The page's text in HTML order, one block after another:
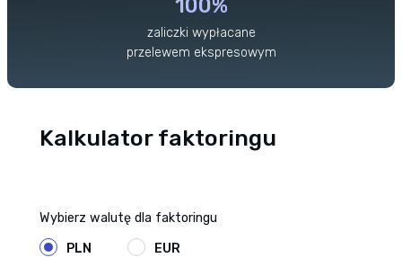
100%
zaliczki wypłacane
przelewem ekspresowym
Kalkulator faktoringu
Wybierz walutę dla faktoringu
PLN
EUR